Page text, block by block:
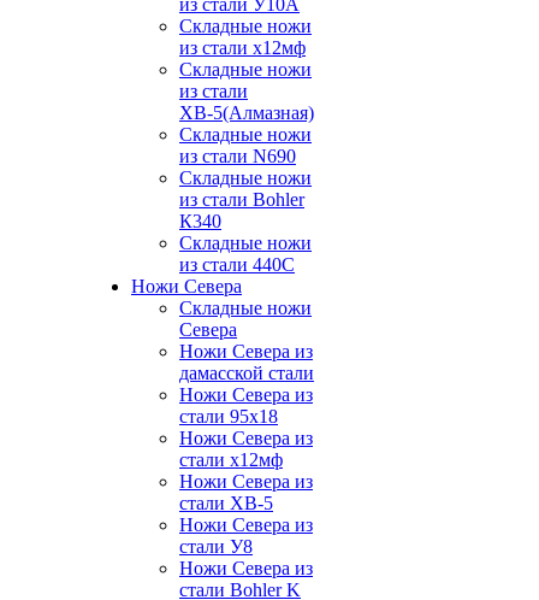
из стали У10А
Складные ножи
из стали х12мф
Складные ножи
из стали
ХВ-5(Алмазная)
Складные ножи
из стали N690
Складные ножи
из стали Bohler
К340
Складные ножи
из стали 440С
Ножи Севера
Складные ножи
Севера
Ножи Севера из
дамасской стали
Ножи Севера из
стали 95х18
Ножи Севера из
стали х12мф
Ножи Севера из
стали ХВ-5
Ножи Севера из
стали У8
Ножи Севера из
стали Bohler K